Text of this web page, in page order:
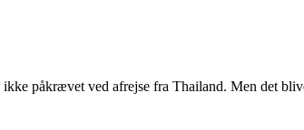
påkrævet ved afrejse fra Thailand. Men det